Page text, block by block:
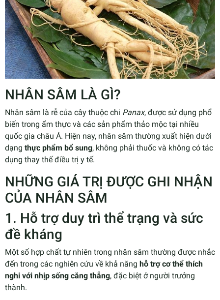
NHÂN SÂM LÀ GÌ?
Nhân sâm là rễ của cây thuộc chi Panax, được sử dụng phổ
biến trong ẩm thực và các sản phẩm thảo mộc tại nhiều
quốc gia châu Á. Hiện nay, nhân sâm thường xuất hiện dưới
dạng thực phẩm bổ sung, không phải thuốc và không có tác
dụng thay thế điều trị y tế.
NHỮNG GIÁ TRỊ ĐƯỢC GHI NHẬN
CỦA NHÂN SÂM
1. Hỗ trợ duy trì thể trạng và sức
đề kháng
Một số hợp chất tự nhiên trong nhân sâm thường được nhắc
đến trong các nghiên cứu về khả năng hỗ trợ cơ thể thích
nghi với nhịp sống căng thẳng, đặc biệt ở người trưởng
thành.